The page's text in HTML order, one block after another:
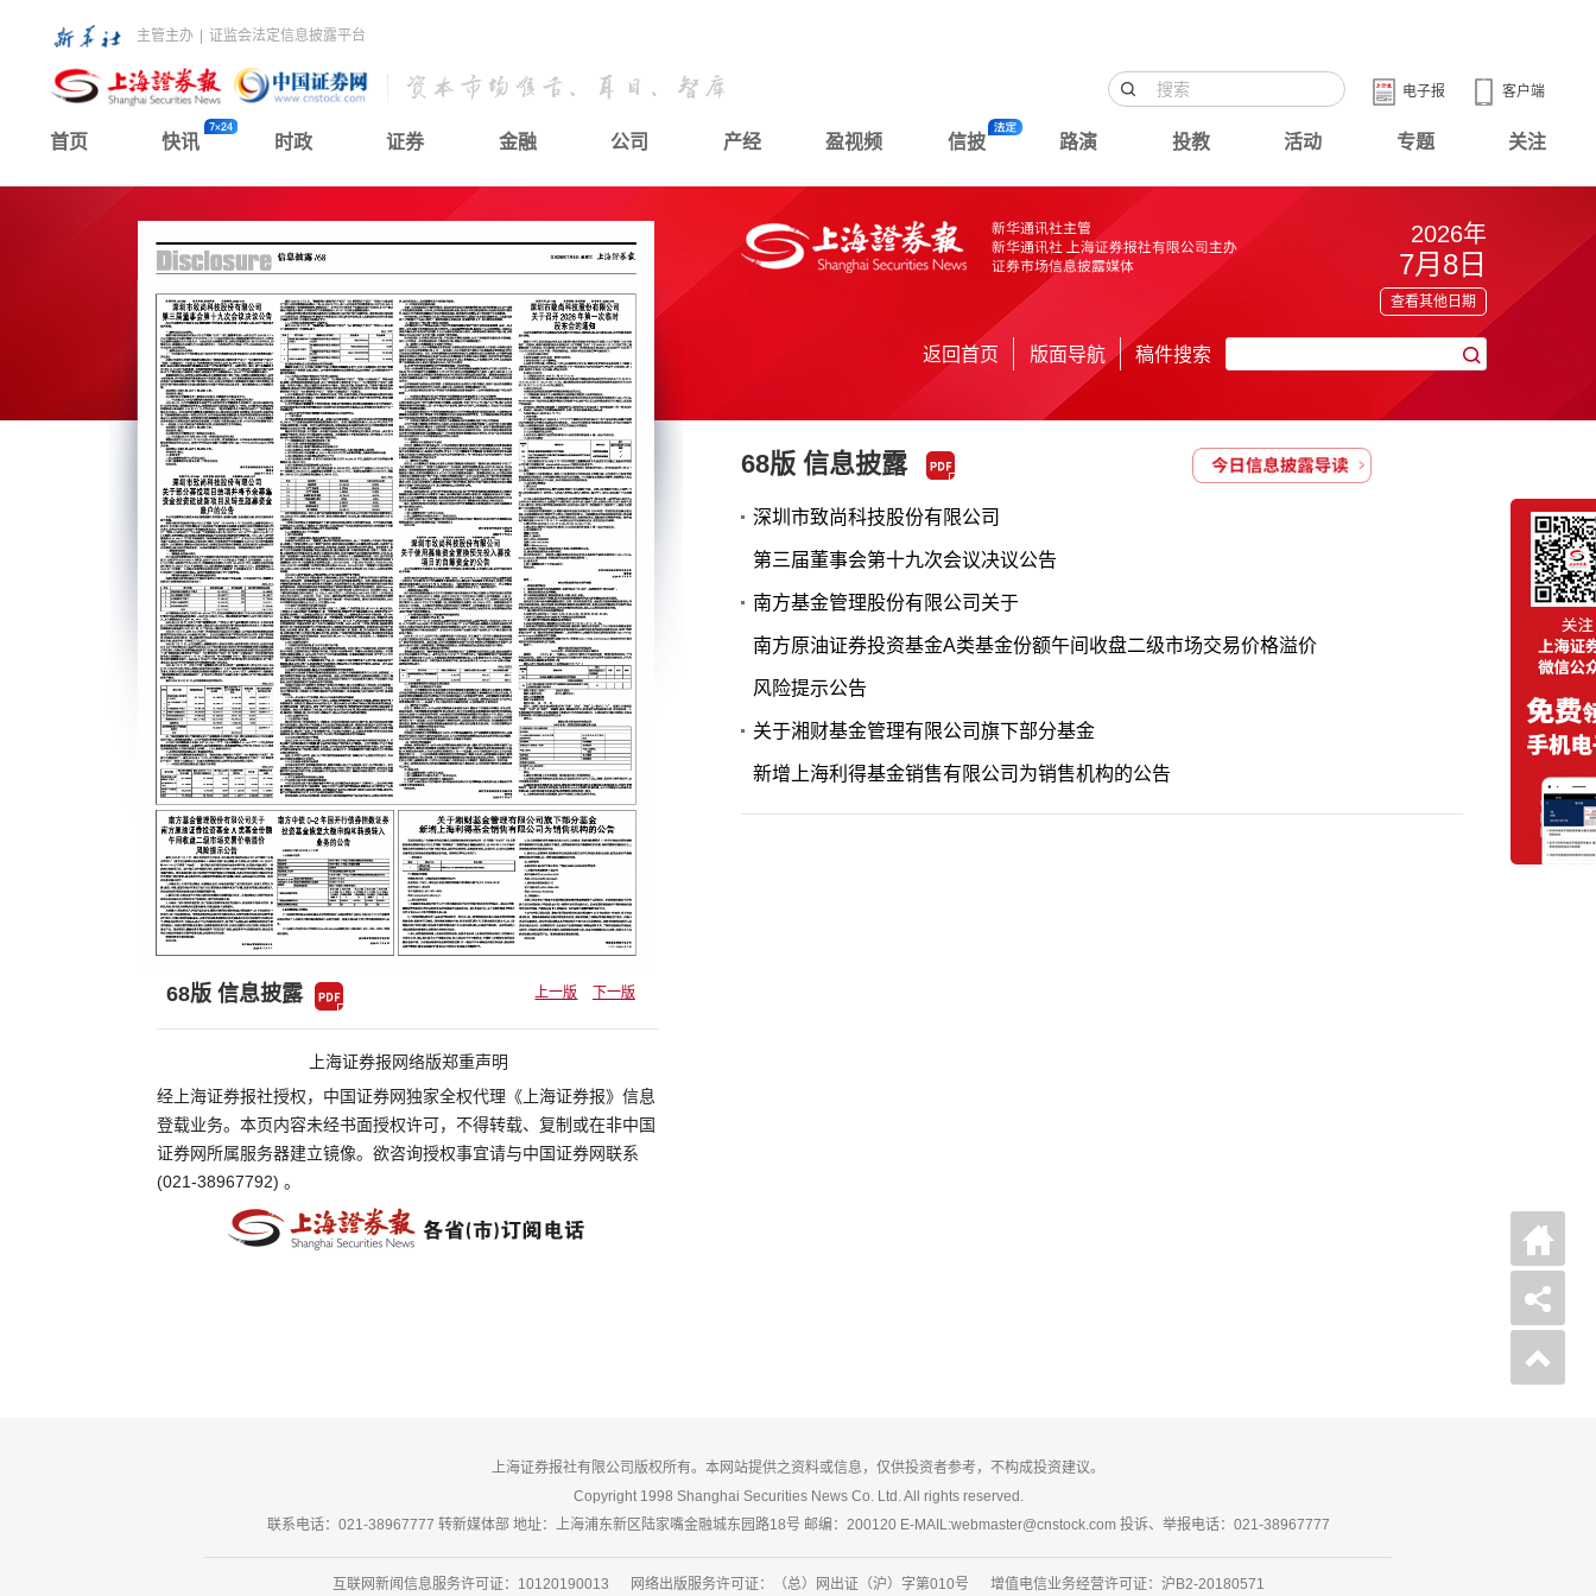
主管主办 证监会法定信息披露平台
客户端
电子报
首页 快讯 时政 证券 金融 公司 产经 盈视频 信披 路演 投教 活动 专题 关注
68版 信息披露 上一版 下一版
上海证券报网络版郑重声明
经上海证券报社授权，中国证券网独家全权代理《上海证券报》信息
登载业务。本页内容未经书面授权许可，不得转载、复制或在非中国
证券网所属服务器建立镜像。欲咨询授权事宜请与中国证券网联系
(021-38967792) 。
2026年
7月8日
查看其他日期
返回首页 版面导航 稿件搜索
68版 信息披露
深圳市致尚科技股份有限公司
第三届董事会第十九次会议决议公告
南方基金管理股份有限公司关于
南方原油证券投资基金A类基金份额午间收盘二级市场交易价格溢价
风险提示公告
关于湘财基金管理有限公司旗下部分基金
新增上海利得基金销售有限公司为销售机构的公告
上海证券报社有限公司版权所有。本网站提供之资料或信息，仅供投资者参考，不构成投资建议。
Copyright 1998 Shanghai Securities News Co. Ltd. All rights reserved.
联系电话：021-38967777 转新媒体部 地址：上海浦东新区陆家嘴金融城东园路18号 邮编：200120 E-MAIL:webmaster@cnstock.com 投诉、举报电话：021-38967777
互联网新闻信息服务许可证：10120190013 网络出版服务许可证：（总）网出证（沪）字第010号 增值电信业务经营许可证：沪B2-20180571